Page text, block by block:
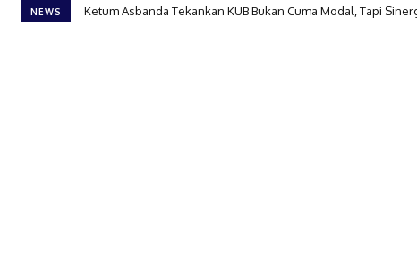
NEWS Ketum Asbanda Tekankan KUB Bukan Cuma Modal, Tapi